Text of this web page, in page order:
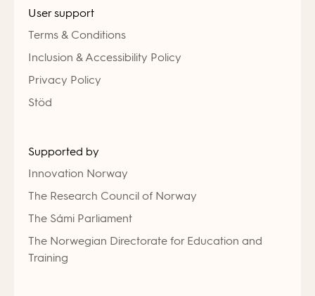
User support
Terms & Conditions
Inclusion & Accessibility Policy
Privacy Policy
Stöd
Supported by
Innovation Norway
The Research Council of Norway
The Sámi Parliament
The Norwegian Directorate for Education and
Training